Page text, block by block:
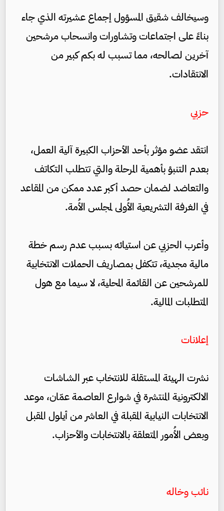
وسيخالف شقيق المسؤول إجماع عشيرته الذي جاء
بناءً على اجتماعات وتشاورات وانسحاب مرشحين
آخرين لصالحه، مما تسبب له بكم كبير من
الانتقادات.
حزبي
انتقد عضو مؤثر بأحد الأحزاب الكبيرة آلية العمل،
بعدم التنبؤ بأهمية المرحلة والتي تتطلب التكاتف
والتعاضد لضمان حصد أكبر عدد ممكن من المقاعد
في الغرفة التشريعية الأُولى لمجلس الأُمة.
وأعرب الحزبي عن استيائه بسبب عدم رسم خطة
مالية مجدية، تتكفل بمصاريف الحملات الانتخابية
للمرشحين عن القائمة المحلية، لا سيما مع هول
المتطلبات المالية.
إعلانات
نشرت الهيئة المستقلة للانتخاب عبر الشاشات
الالكترونية المنتشرة في شوارع العاصمة عمّان، موعد
الانتخابات النيابية المقبلة في العاشر من أيلول المقبل
وبعض الأُمور المتعلقة بالانتخابات والأحزاب.
نائب وخاله